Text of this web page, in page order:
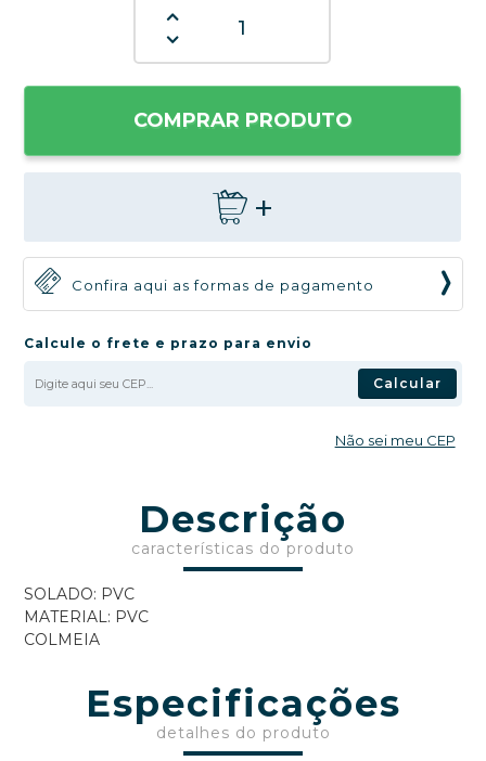
COMPRAR PRODUTO
+
Confira aqui as formas de pagamento
Calcule o frete e prazo para envio
Calcular
Não sei meu CEP
Descrição
características do produto
SOLADO: PVC
MATERIAL: PVC
COLMEIA
Especificações
detalhes do produto